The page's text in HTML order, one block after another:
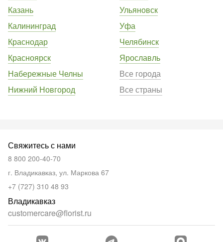
Казань
Калининград
Краснодар
Красноярск
Набережные Челны
Нижний Новгород
Ульяновск
Уфа
Челябинск
Ярославль
Все города
Все страны
Свяжитесь с нами
8 800 200-40-70
г. Владикавказ, ул. Маркова 67
+7 (727) 310 48 93
Владикавказ
customercare@florist.ru